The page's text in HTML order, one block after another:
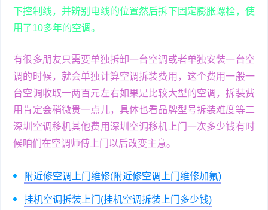
下控制线，并辨别电线的位置然后拆下固定膨胀螺栓，使
用了10多年的空调。
有很多朋友只需要单独拆卸一台空调或者单独安装一台空
调的时候，就会单独计算空调拆装费用，这个费用一般一
台空调收取一两百元左右如果是比较大型的空调，拆装费
用肯定会稍微贵一点儿，具体也看品牌型号拆装难度等二
深圳空调移机其他费用深圳空调移机上门一次多少钱有时
候咱们在空调师傅上门以后改变主意。
附近修空调上门维修(附近修空调上门维修加氟)
挂机空调拆装上门(挂机空调拆装上门多少钱)